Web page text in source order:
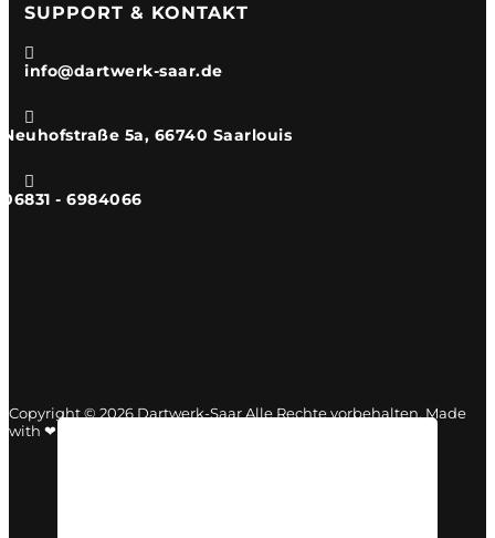
SUPPORT & KONTAKT

info@dartwerk-saar.de

Neuhofstraße 5a, 66740 Saarlouis

06831 - 6984066
Copyright © 2026 Dartwerk-Saar Alle Rechte vorbehalten. Made
with ❤ by